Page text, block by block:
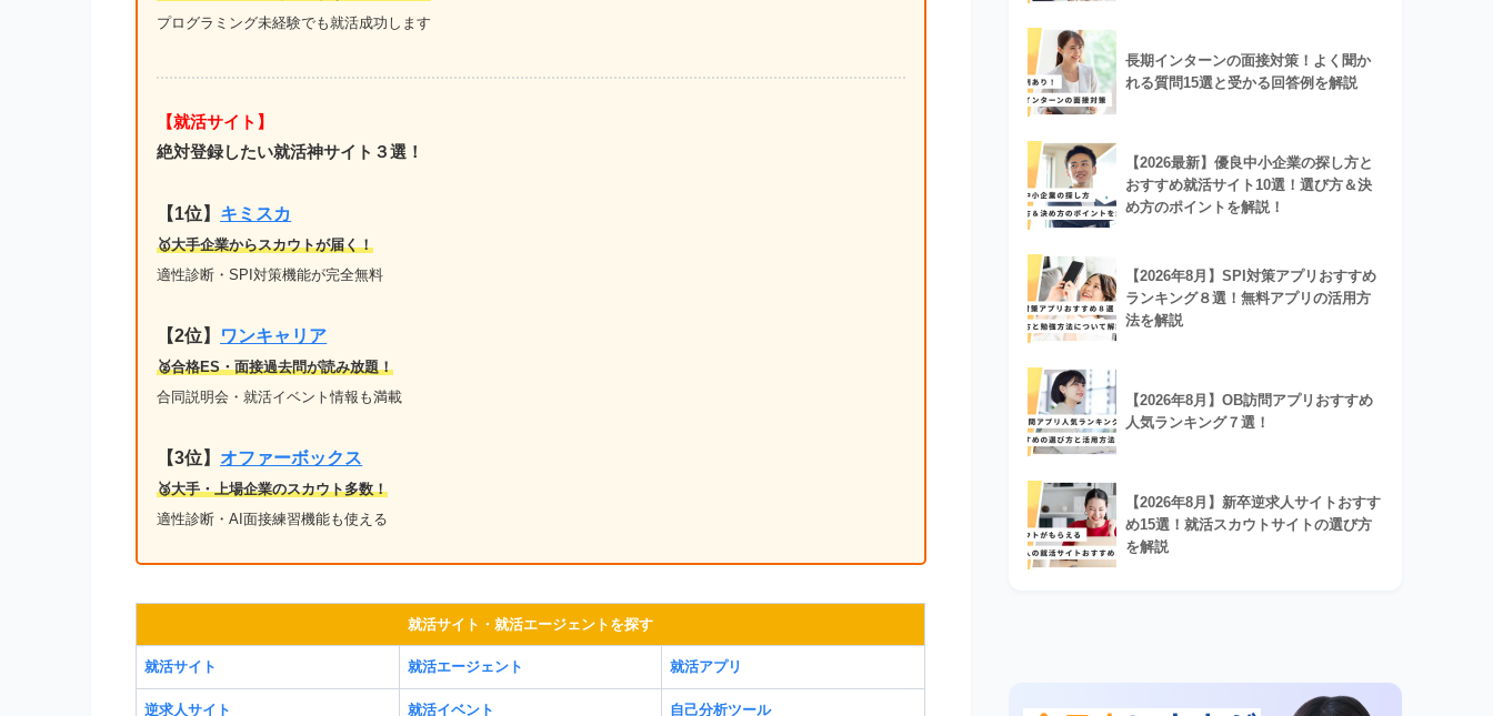
プログラミング未経験でも就活成功します
【就活サイト】
絶対登録したい就活神サイト３選！
【1位】 キミスカ
🥇大手企業からスカウトが届く！
適性診断・SPI対策機能が完全無料
【2位】 ワンキャリア
🥈合格ES・面接過去問が読み放題！
合同説明会・就活イベント情報も満載
【3位】 オファーボックス
🥉大手・上場企業のスカウト多数！
適性診断・AI面接練習機能も使える
就活サイト・就活エージェントを探す
就活サイト 就活エージェント 就活アプリ
逆求人サイト 就活イベント 自己分析ツール
長期インターンの面接対策！よく聞か
れる質問15選と受かる回答例を解説
【2026最新】優良中小企業の探し方と
おすすめ就活サイト10選！選び方＆決
め方のポイントを解説！
【2026年8月】SPI対策アプリおすすめ
ランキング８選！無料アプリの活用方
法を解説
【2026年8月】OB訪問アプリおすすめ
人気ランキング７選！
【2026年8月】新卒逆求人サイトおすす
め15選！就活スカウトサイトの選び方
を解説